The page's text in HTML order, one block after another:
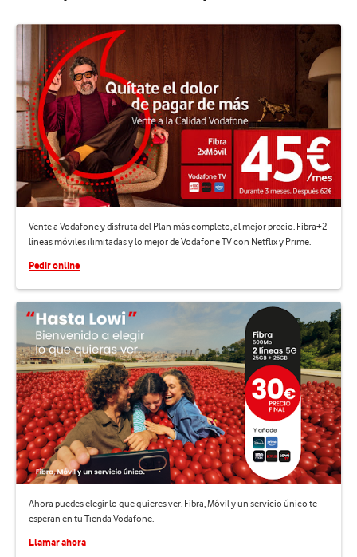
Vente a Vodafone y disfruta del Plan más completo, al mejor precio. Fibra+2
líneas móviles ilimitadas y lo mejor de Vodafone TV con Netflix y Prime.
Pedir online
Ahora puedes elegir lo que quieres ver. Fibra, Móvil y un servicio único te
esperan en tu Tienda Vodafone.
Llamar ahora